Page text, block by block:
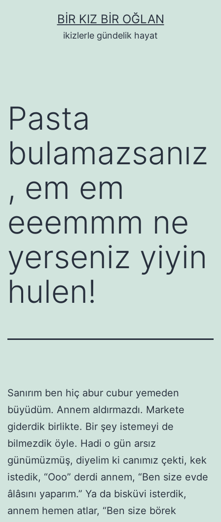
BIR KIZ BIR OĞLAN
ikizlerle gündelik hayat
Pasta
bulamazsanız
, em em
eeemmm ne
yerseniz yiyin
hulen!
Sanırım ben hiç abur cubur yemeden
büyüdüm. Annem aldırmazdı. Markete
giderdik birlikte. Bir şey istemeyi de
bilmezdik öyle. Hadi o gün arsız
günümüzmüş, diyelim ki canımız çekti, kek
istedik, “Ooo” derdi annem, “Ben size evde
âlâsını yaparım.” Ya da bisküvi isterdik,
annem hemen atlar, “Ben size börek